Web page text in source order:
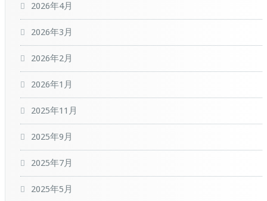
2026年4月
2026年3月
2026年2月
2026年1月
2025年11月
2025年9月
2025年7月
2025年5月